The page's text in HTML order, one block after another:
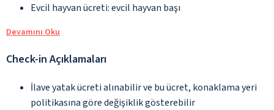
Evcil hayvan ücreti: evcil hayvan başı
Devamını Oku
Check-in Açıklamaları
İlave yatak ücreti alınabilir ve bu ücret, konaklama yeri
politikasına göre değişiklik gösterebilir